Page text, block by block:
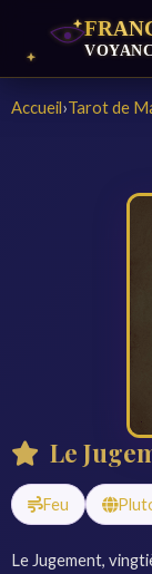
Accueil›Tarot de
Le
Feu
Le Jugement,